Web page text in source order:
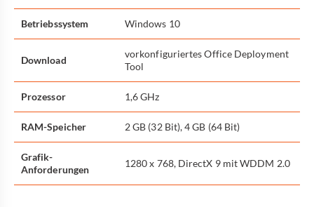
Betriebssystem Windows 10
Download
vorkonfiguriertes Office Deployment
Tool
Prozessor 1,6 GHz
RAM-Speicher 2 GB (32 Bit), 4 GB (64 Bit)
Grafik-
Anforderungen
1280 x 768, DirectX 9 mit WDDM 2.0